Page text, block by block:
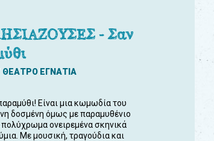
- Σαν
ΘΕΑΤΡΟ ΕΓΝΑΤΙΑ
Είναι μια κωμωδία του
δοσμένη όμως με παραμυθένιο
ονειρεμένα σκηνικά
Με μουσική, τραγούδια και